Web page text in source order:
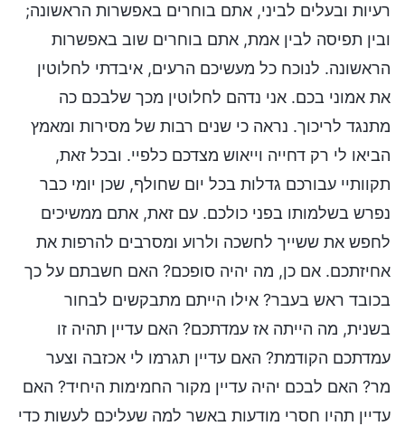
רעיות ובעלים לביני, אתם בוחרים באפשרות הראשונה;
ובין תפיסה לבין אמת, אתם בוחרים שוב באפשרות
הראשונה. לנוכח כל מעשיכם הרעים, איבדתי לחלוטין
את אמוני בכם. אני נדהם לחלוטין מכך שלבכם כה
מתנגד לריכוך. נראה כי שנים רבות של מסירות ומאמץ
הביאו לי רק דחייה וייאוש מצדכם כלפיי. ובכל זאת,
תקוותיי עבורכם גדלות בכל יום שחולף, שכן יומי כבר
נפרש בשלמותו בפני כולכם. עם זאת, אתם ממשיכים
לחפש את ששייך לחשכה ולרוע ומסרבים להרפות את
אחיזתכם. אם כן, מה יהיה סופכם? האם חשבתם על כך
בכובד ראש בעבר? אילו הייתם מתבקשים לבחור
בשנית, מה הייתה אז עמדתכם? האם עדיין תהיה זו
עמדתכם הקודמת? האם עדיין תגרמו לי אכזבה וצער
מר? האם לבכם יהיה עדיין מקור החמימות היחיד? האם
עדיין תהיו חסרי מודעות באשר למה שעליכם לעשות כדי